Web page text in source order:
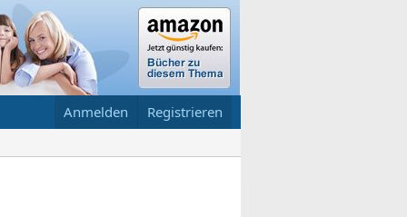
Anmelden Registrieren